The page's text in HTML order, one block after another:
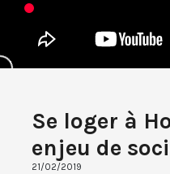
Se loger à
enjeu de
21/02/2019